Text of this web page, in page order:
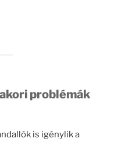
problémák
is igénylik a